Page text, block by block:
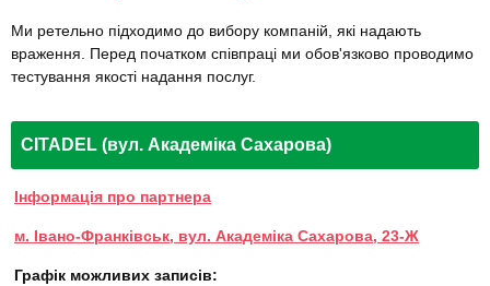
Ми ретельно підходимо до вибору компаній, які надають
враження. Перед початком співпраці ми обов'язково проводимо
тестування якості надання послуг.
CITADEL (вул. Академіка Сахарова)
Інформація про партнера
м. Івано-Франківськ, вул. Академіка Сахарова, 23-Ж
Графік можливих записів: